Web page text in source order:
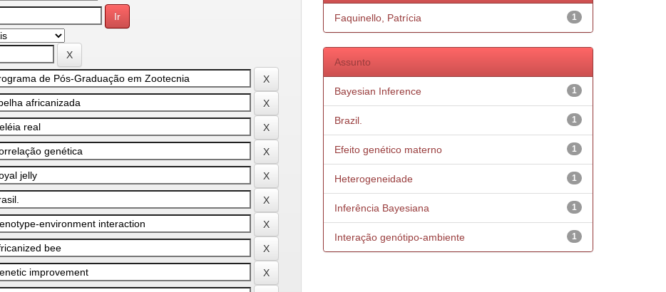
1
Faquinello, Patrícia
Assunto
1
Bayesian Inference
1
Brazil.
1
Efeito genético materno
1
Heterogeneidade
1
Inferência Bayesiana
1
Interação genótipo-ambiente